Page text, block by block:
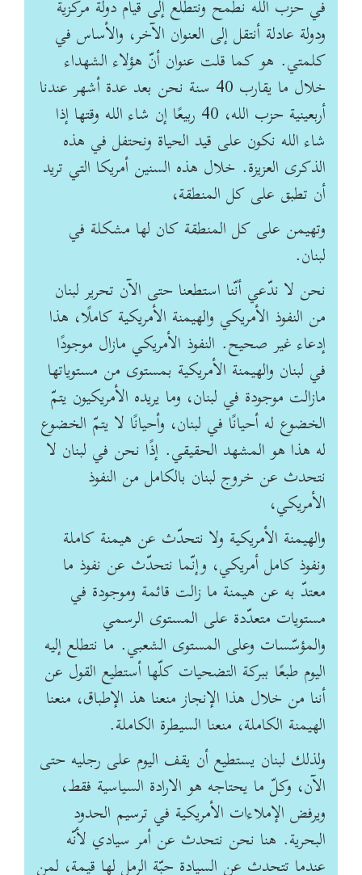
في حزب الله نطمح ونتطلّع إلى قيام دولة ‏مركزية
ودولة عادلة أنتقل إلى العنوان الآخر، والأساس في
كلمتي. هو كما قلت عنوان أنّ هؤلاء الشهداء
خلال ما ‏يقارب 40 سنة نحن بعد عدة أشهر عندنا
أربعينية حزب الله، 40 ربيعًا إن شاء الله وقتها إذا
شاء ‏الله نكون على قيد الحياة ونحتفل في هذه
الذكرى العزيزة. خلال هذه السنين أمريكا التي تريد
أن ‏تطبق على كل المنطقة،
وتهيمن على كل المنطقة كان لها مشكلة في
لبنان.
نحن لا ندّعي أنّنا ‏استطعنا حتى الآن تحرير لبنان
من النفوذ الأمريكي والهيمنة الأمريكية كاملًا، هذا
إدعاء غير ‏صحيح. النفوذ الأمريكي مازال موجودًا
في لبنان والهيمنة الأمريكية بمستوى من مستوياتها
‏مازالت موجودة في لبنان، وما يريده الأمريكيون يتمّ
الخضوع له أحيانًا في لبنان، وأحيانًا لا يتمّ ‏الخضوع
له هذا هو المشهد الحقيقي.‏ إذًا نحن في لبنان لا
نتحدث عن خروج لبنان بالكامل من النفوذ
الأمريكي،
والهيمنة الأمريكية ولا ‏نتحدّث عن هيمنة كاملة
ونفوذ كامل أمريكي، وإنّما نتحدّث عن نفوذ ما
معتدّ به عن هيمنة ما ‏زالت قائمة وموجودة في
مستويات متعدّدة على المستوى الرسمي
والمؤسّسات وعلى المستوى ‏الشعبي. ما نتطلع إليه
اليوم طبعًا ببركة التضحيات كلّها أستطيع القول عن
أننا من خلال هذا الإنجاز منعنا ‏هذ الإطباق، منعنا
الهيمنة الكاملة، منعنا السيطرة الكاملة.
ولذلك لبنان يستطيع أن يقف ‏اليوم على رجليه حتى
الآن، وكلّ ما يحتاجه هو الارادة السياسية فقط،
ويرفض الإملاءات ‏الأمريكية في ترسيم الحدود
البحرية. هنا نحن نتحدث عن أمر سيادي لأنّه